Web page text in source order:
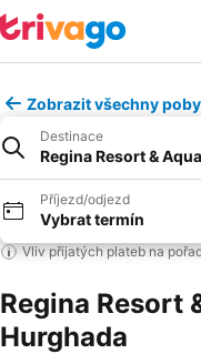
Zobrazit všechny
Destinace
Regina Resort &
Příjezd/odjezd
Vybrat termín
Vliv přijatých plateb na
Regina Resort
Hurghada